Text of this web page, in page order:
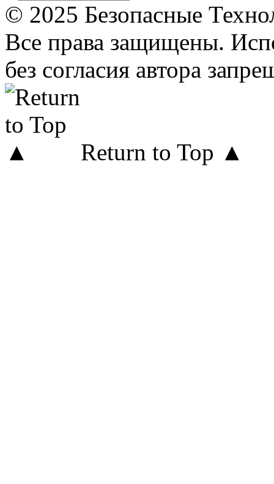
© 2025 Безопасные
Все права защищены.
без согласия автора
Return to Top ▲